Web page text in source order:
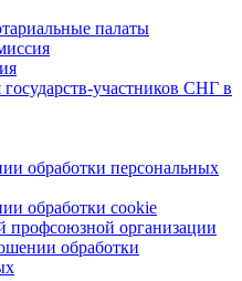
палаты
государств-участников СНГ в
обработки персональных
обработки cookie
профсоюзной организации
обработки